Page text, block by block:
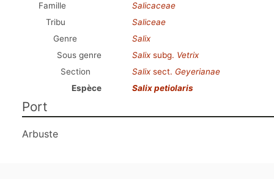
Famille
Salicaceae
Tribu
Saliceae
Genre
Salix
Sous genre
Salix subg. Vetrix
Section
Salix sect. Geyerianae
Espèce
Salix petiolaris
Port
Arbuste